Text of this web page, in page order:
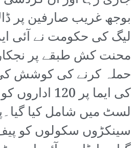
بوجھ غریب صارفین پر
لیگ کی حکومت نے آئی
محنت کش طبقے پر
حملہ کرنے کی کوشش
کی ایما پر
لسٹ میں شامل کیا
سینکڑوں سکولوں کو